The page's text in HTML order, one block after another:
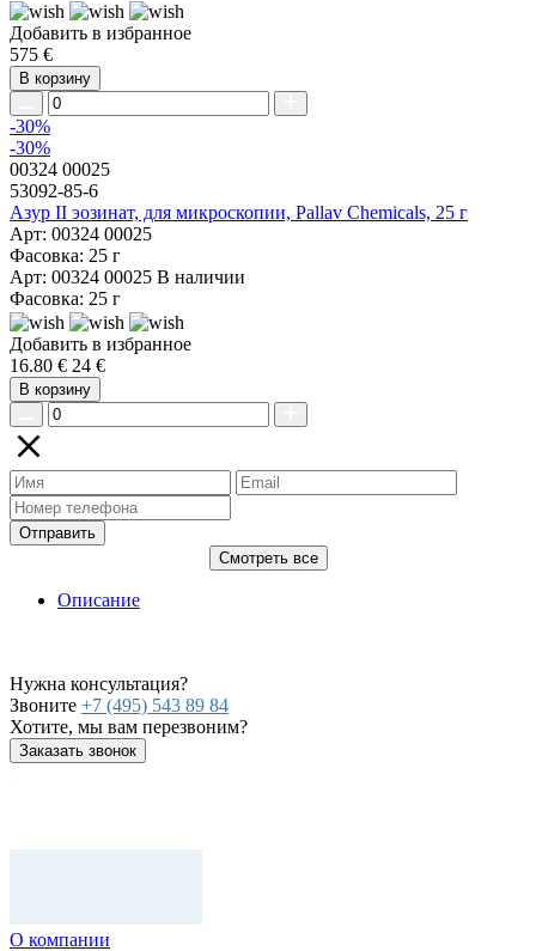
Добавить в избранное
575 €
В корзину
-30%
-30%
00324 00025
53092-85-6
Азур II эозинат, для микроскопии, Pallav Chemicals, 25 г
Арт: 00324 00025
Фасовка: 25 г
Арт: 00324 00025 В наличии
Фасовка: 25 г
Добавить в избранное
16.80 € 24 €
В корзину
Отправить
Смотреть все
Описание
Нужна консультация?
Звоните +7 (495) 543 89 84
Хотите, мы вам перезвоним?
Заказать звонок
О компании